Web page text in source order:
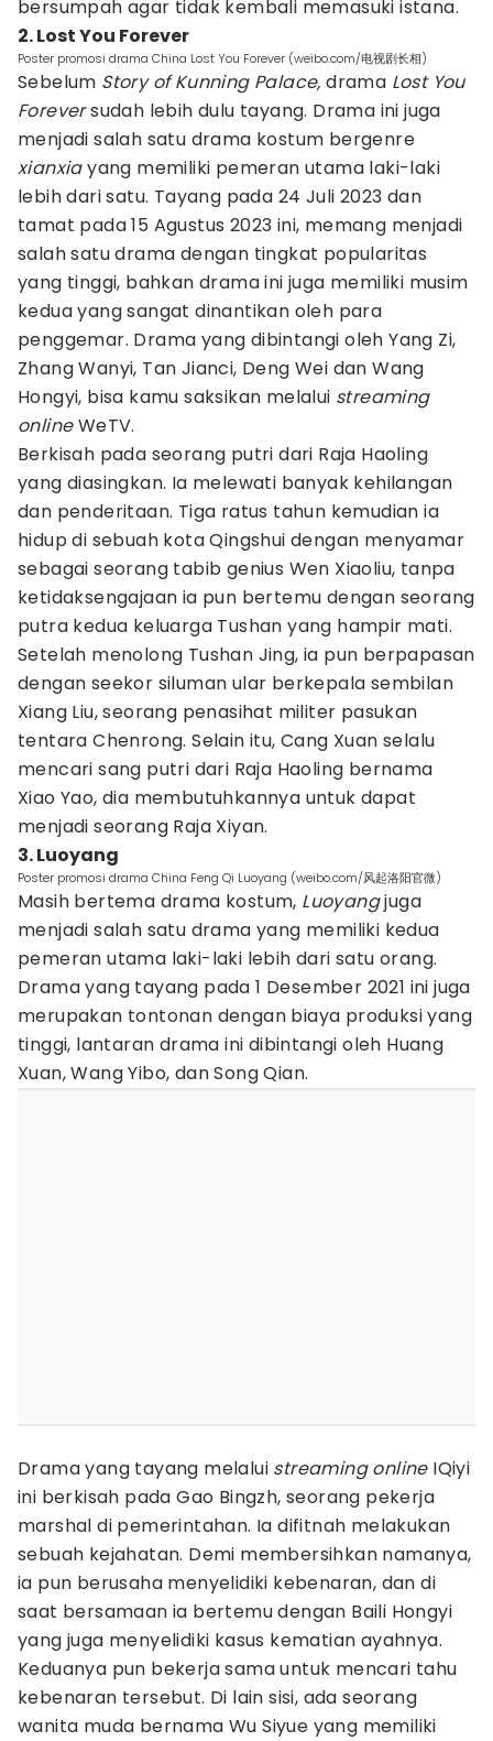
bersumpah agar tidak kembali memasuki istana.
2. Lost You Forever
Poster promosi drama China Lost You Forever (weibo.com/电视剧长相)
Sebelum Story of Kunning Palace,drama Lost You
Foreversudah lebih dulu tayang. Drama ini juga
menjadi salah satu drama kostum bergenre
xianxiayang memiliki pemeran utama laki-laki
lebih dari satu. Tayang pada 24 Juli 2023 dan
tamat pada 15 Agustus 2023 ini, memang menjadi
salah satu drama dengan tingkat popularitas
yang tinggi, bahkan drama ini juga memiliki musim
kedua yang sangat dinantikan oleh para
penggemar. Drama yang dibintangi oleh Yang Zi,
Zhang Wanyi, Tan Jianci, Deng Wei dan Wang
Hongyi, bisa kamu saksikan melalui streaming
onlineWeTV.
Berkisah pada seorang putri dari Raja Haoling
yang diasingkan. Ia melewati banyak kehilangan
dan penderitaan. Tiga ratus tahun kemudian ia
hidup di sebuah kota Qingshui dengan menyamar
sebagai seorang tabib genius Wen Xiaoliu, tanpa
ketidaksengajaan ia pun bertemu dengan seorang
putra kedua keluarga Tushan yang hampir mati.
Setelah menolong Tushan Jing, ia pun berpapasan
dengan seekor siluman ular berkepala sembilan
Xiang Liu, seorang penasihat militer pasukan
tentara Chenrong. Selain itu, Cang Xuan selalu
mencari sang putri dari Raja Haoling bernama
Xiao Yao, dia membutuhkannya untuk dapat
menjadi seorang Raja Xiyan.
3. Luoyang
Poster promosi drama China Feng Qi Luoyang (weibo.com/风起洛阳官微)
Masih bertema drama kostum, Luoyangjuga
menjadi salah satu drama yang memiliki kedua
pemeran utama laki-laki lebih dari satu orang.
Drama yang tayang pada 1 Desember 2021 ini juga
merupakan tontonan dengan biaya produksi yang
tinggi, lantaran drama ini dibintangi oleh Huang
Xuan, Wang Yibo, dan Song Qian.
Drama yang tayang melalui streaming onlineIQiyi
ini berkisah pada Gao Bingzh, seorang pekerja
marshal di pemerintahan. Ia difitnah melakukan
sebuah kejahatan. Demi membersihkan namanya,
ia pun berusaha menyelidiki kebenaran, dan di
saat bersamaan ia bertemu dengan Baili Hongyi
yang juga menyelidiki kasus kematian ayahnya.
Keduanya pun bekerja sama untuk mencari tahu
kebenaran tersebut. Di lain sisi, ada seorang
wanita muda bernama Wu Siyue yang memiliki